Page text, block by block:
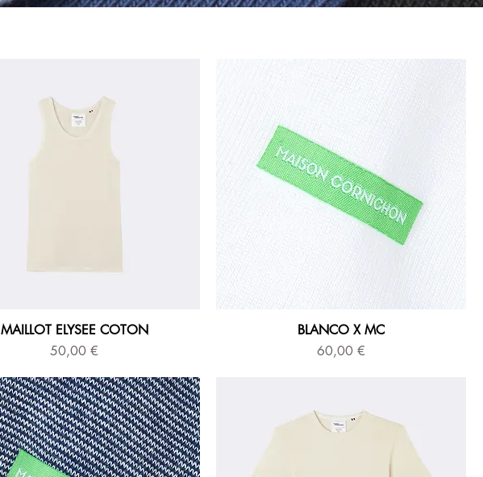
MAILLOT ELYSEE COTON
Prix
50,00 €
BLANCO X MC
Prix
60,00 €